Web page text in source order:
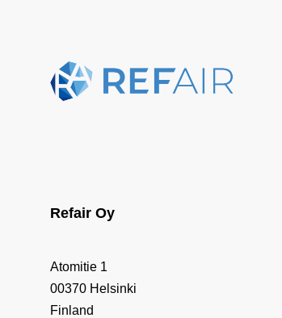
Refair Oy
Atomitie 1
00370 Helsinki
Finland